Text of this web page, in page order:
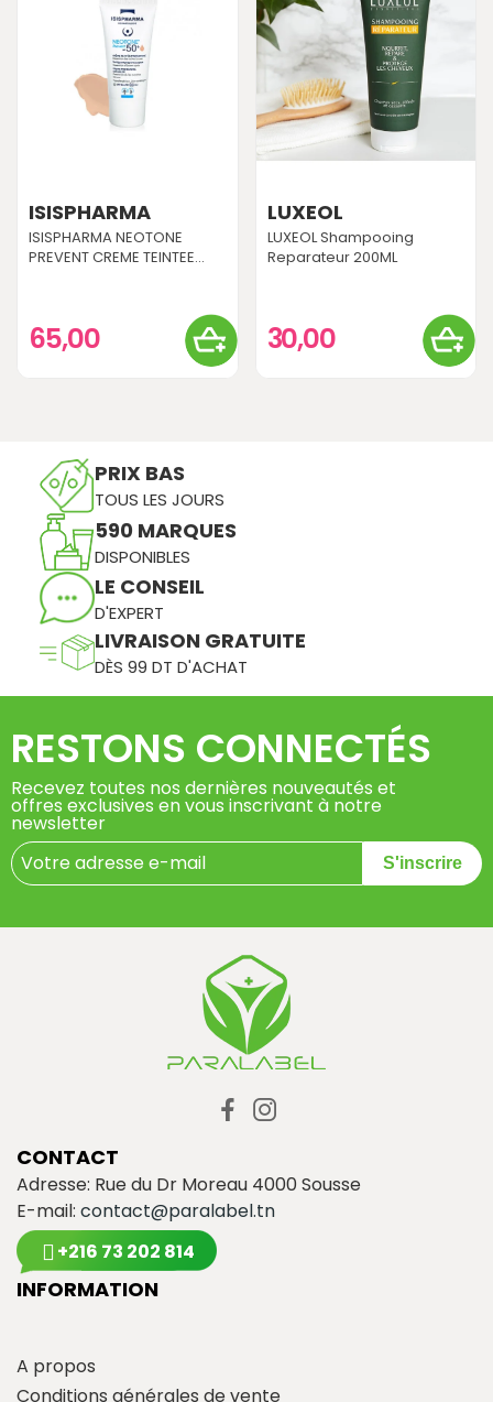
ISISPHARMA
ISISPHARMA NEOTONE
PREVENT CREME TEINTEE...
65,00
LUXEOL
LUXEOL Shampooing
Reparateur 200ML
30,00
PRIX BAS
TOUS LES JOURS
590 MARQUES
DISPONIBLES
LE CONSEIL
D'EXPERT
LIVRAISON GRATUITE
DÈS 99 DT D'ACHAT
RESTONS CONNECTÉS
Recevez toutes nos dernières nouveautés et
offres exclusives en vous inscrivant à notre
newsletter
S'inscrire
CONTACT
Adresse: Rue du Dr Moreau 4000 Sousse
E-mail: contact@paralabel.tn
+216 73 202 814
INFORMATION
A propos
Conditions générales de vente